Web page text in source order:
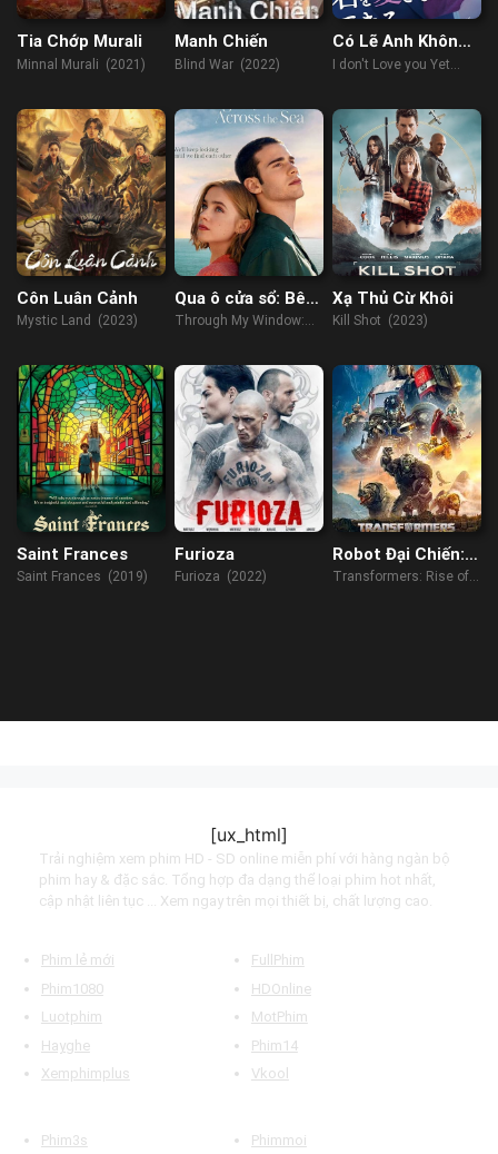
Tia Chớp Murali
Minnal Murali (2021)
Manh Chiến
Blind War (2022)
Có Lẽ Anh Không
Thể Yêu Em
I don't Love you Yet
Côn Luân Cảnh
Mystic Land (2023)
Qua ô cửa sổ: Bên
kia đại dương
Through My Window:
Xạ Thủ Cừ Khôi
Kill Shot (2023)
Saint Frances
Saint Frances (2019)
Furioza
Furioza (2022)
Robot Đại Chiến:
Quái Thú Trỗi Dậy
Transformers: Rise of